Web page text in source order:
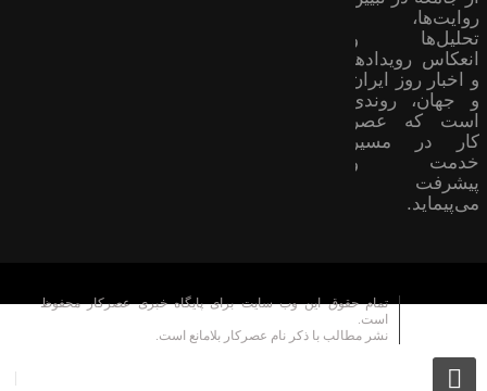
روایت‌ها،
تحلیل‌ها و
انعکاس رویدادها
و اخبار روز ایران
و جهان، روندی
است که عصر
کار در مسیر
خدمت و
پیشرفت
می‌پیماید.
تمام حقوق این وب سایت برای پایگاه خبری عصرکار محفوظ
است.
نشر مطالب با ذکر نام عصرکار بلامانع است.